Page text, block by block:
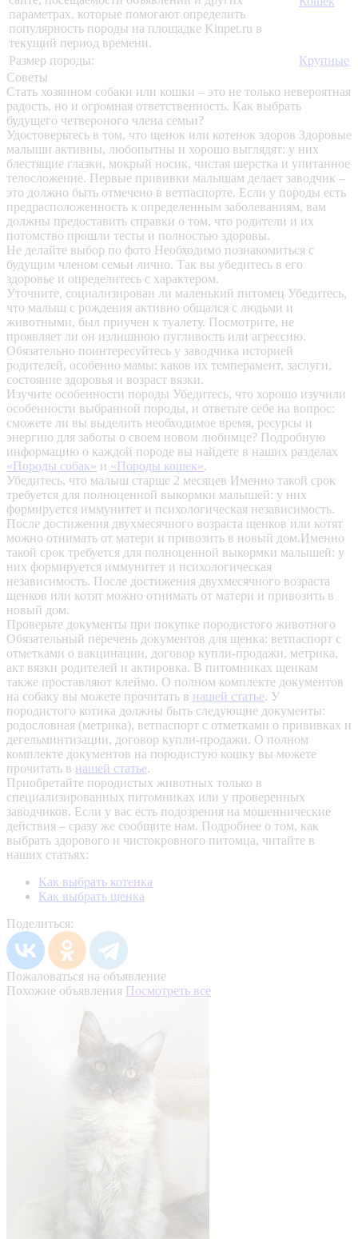
параметрах, которые помогают определить
популярность породы на площадке Kinpet.ru в
текущий период времени.
Размер породы:
Крупные
Советы
Стать хозяином собаки или кошки – это не только невероятная
радость, но и огромная ответственность. Как выбрать
будущего четвероного члена семьи?
Удостоверьтесь в том, что щенок или котенок здоров Здоровые
малыши активны, любопытны и хорошо выглядят: у них
блестящие глазки, мокрый носик, чистая шерстка и упитанное
телосложение. Первые прививки малышам делает заводчик –
это должно быть отмечено в ветпаспорте. Если у породы есть
предрасположенность к определенным заболеваниям, вам
должны предоставить справки о том, что родители и их
потомство прошли тесты и полностью здоровы.
Не делайте выбор по фото Необходимо познакомиться с
будущим членом семьи лично. Так вы убедитесь в его
здоровье и определитесь с характером.
Уточните, социализирован ли маленький питомец Убедитесь,
что малыш с рождения активно общался с людьми и
животными, был приучен к туалету. Посмотрите, не
проявляет ли он излишнюю пугливость или агрессию.
Обязательно поинтересуйтесь у заводчика историей
родителей, особенно мамы: каков их темперамент, заслуги,
состояние здоровья и возраст вязки.
Изучите особенности породы Убедитесь, что хорошо изучили
особенности выбранной породы, и ответьте себе на вопрос:
сможете ли вы выделить необходимое время, ресурсы и
энергию для заботы о своем новом любимце? Подробную
информацию о каждой породе вы найдете в наших разделах
«Породы собак» и «Породы кошек».
Убедитесь, что малыш старше 2 месяцев Именно такой срок
требуется для полноценной выкормки малышей: у них
формируется иммунитет и психологическая независимость.
После достижения двухмесячного возраста щенков или котят
можно отнимать от матери и привозить в новый дом.Именно
такой срок требуется для полноценной выкормки малышей: у
них формируется иммунитет и психологическая
независимость. После достижения двухмесячного возраста
щенков или котят можно отнимать от матери и привозить в
новый дом.
Проверьте документы при покупке породистого животного
Обязательный перечень документов для щенка: ветпаспорт с
отметками о вакцинации, договор купли-продажи, метрика,
акт вязки родителей и актировка. В питомниках щенкам
также проставляют клеймо. О полном комплекте документов
на собаку вы можете прочитать в нашей статье. У
породистого котика должны быть следующие документы:
родословная (метрика), ветпаспорт с отметками о прививках и
дегельминтизации, договор купли-продажи. О полном
комплекте документов на породистую кошку вы можете
прочитать в нашей статье.
Приобретайте породистых животных только в
специализированных питомниках или у проверенных
заводчиков. Если у вас есть подозрения на мошеннические
действия – сразу же сообщите нам. Подробнее о том, как
выбрать здорового и чистокровного питомца, читайте в
наших статьях:
Как выбрать котенка
Как выбрать щенка
Поделиться:
Пожаловаться на объявление
Похожие объявления Посмотреть все